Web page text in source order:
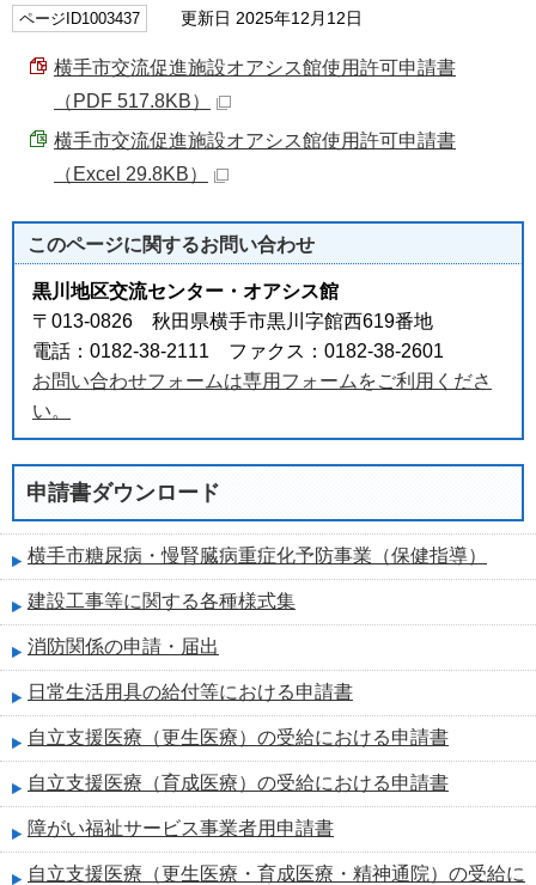
ページID1003437 更新日 2025年12月12日
横手市交流促進施設オアシス館使用許可申請書
（PDF 517.8KB）
横手市交流促進施設オアシス館使用許可申請書
（Excel 29.8KB）
このページに関するお問い合わせ
黒川地区交流センター・オアシス館
〒013-0826 秋田県横手市黒川字館西619番地
電話：0182-38-2111 ファクス：0182-38-2601
お問い合わせフォームは専用フォームをご利用くださ
い。
申請書ダウンロード
横手市糖尿病・慢腎臓病重症化予防事業（保健指導）
建設工事等に関する各種様式集
消防関係の申請・届出
日常生活用具の給付等における申請書
自立支援医療（更生医療）の受給における申請書
自立支援医療（育成医療）の受給における申請書
障がい福祉サービス事業者用申請書
自立支援医療（更生医療・育成医療・精神通院）の受給に